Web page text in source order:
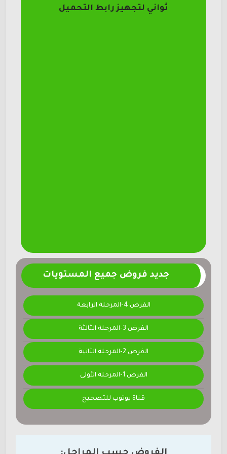
الفرض 4-المرحلة الرابعة
الفرض 3-المرحلة الثالثة
الفرض 2-المرحلة الثانية
الفرض 1-المرحلة الأولى
قناة يوتوب للتصحيح
الفروض حسب المراحل: